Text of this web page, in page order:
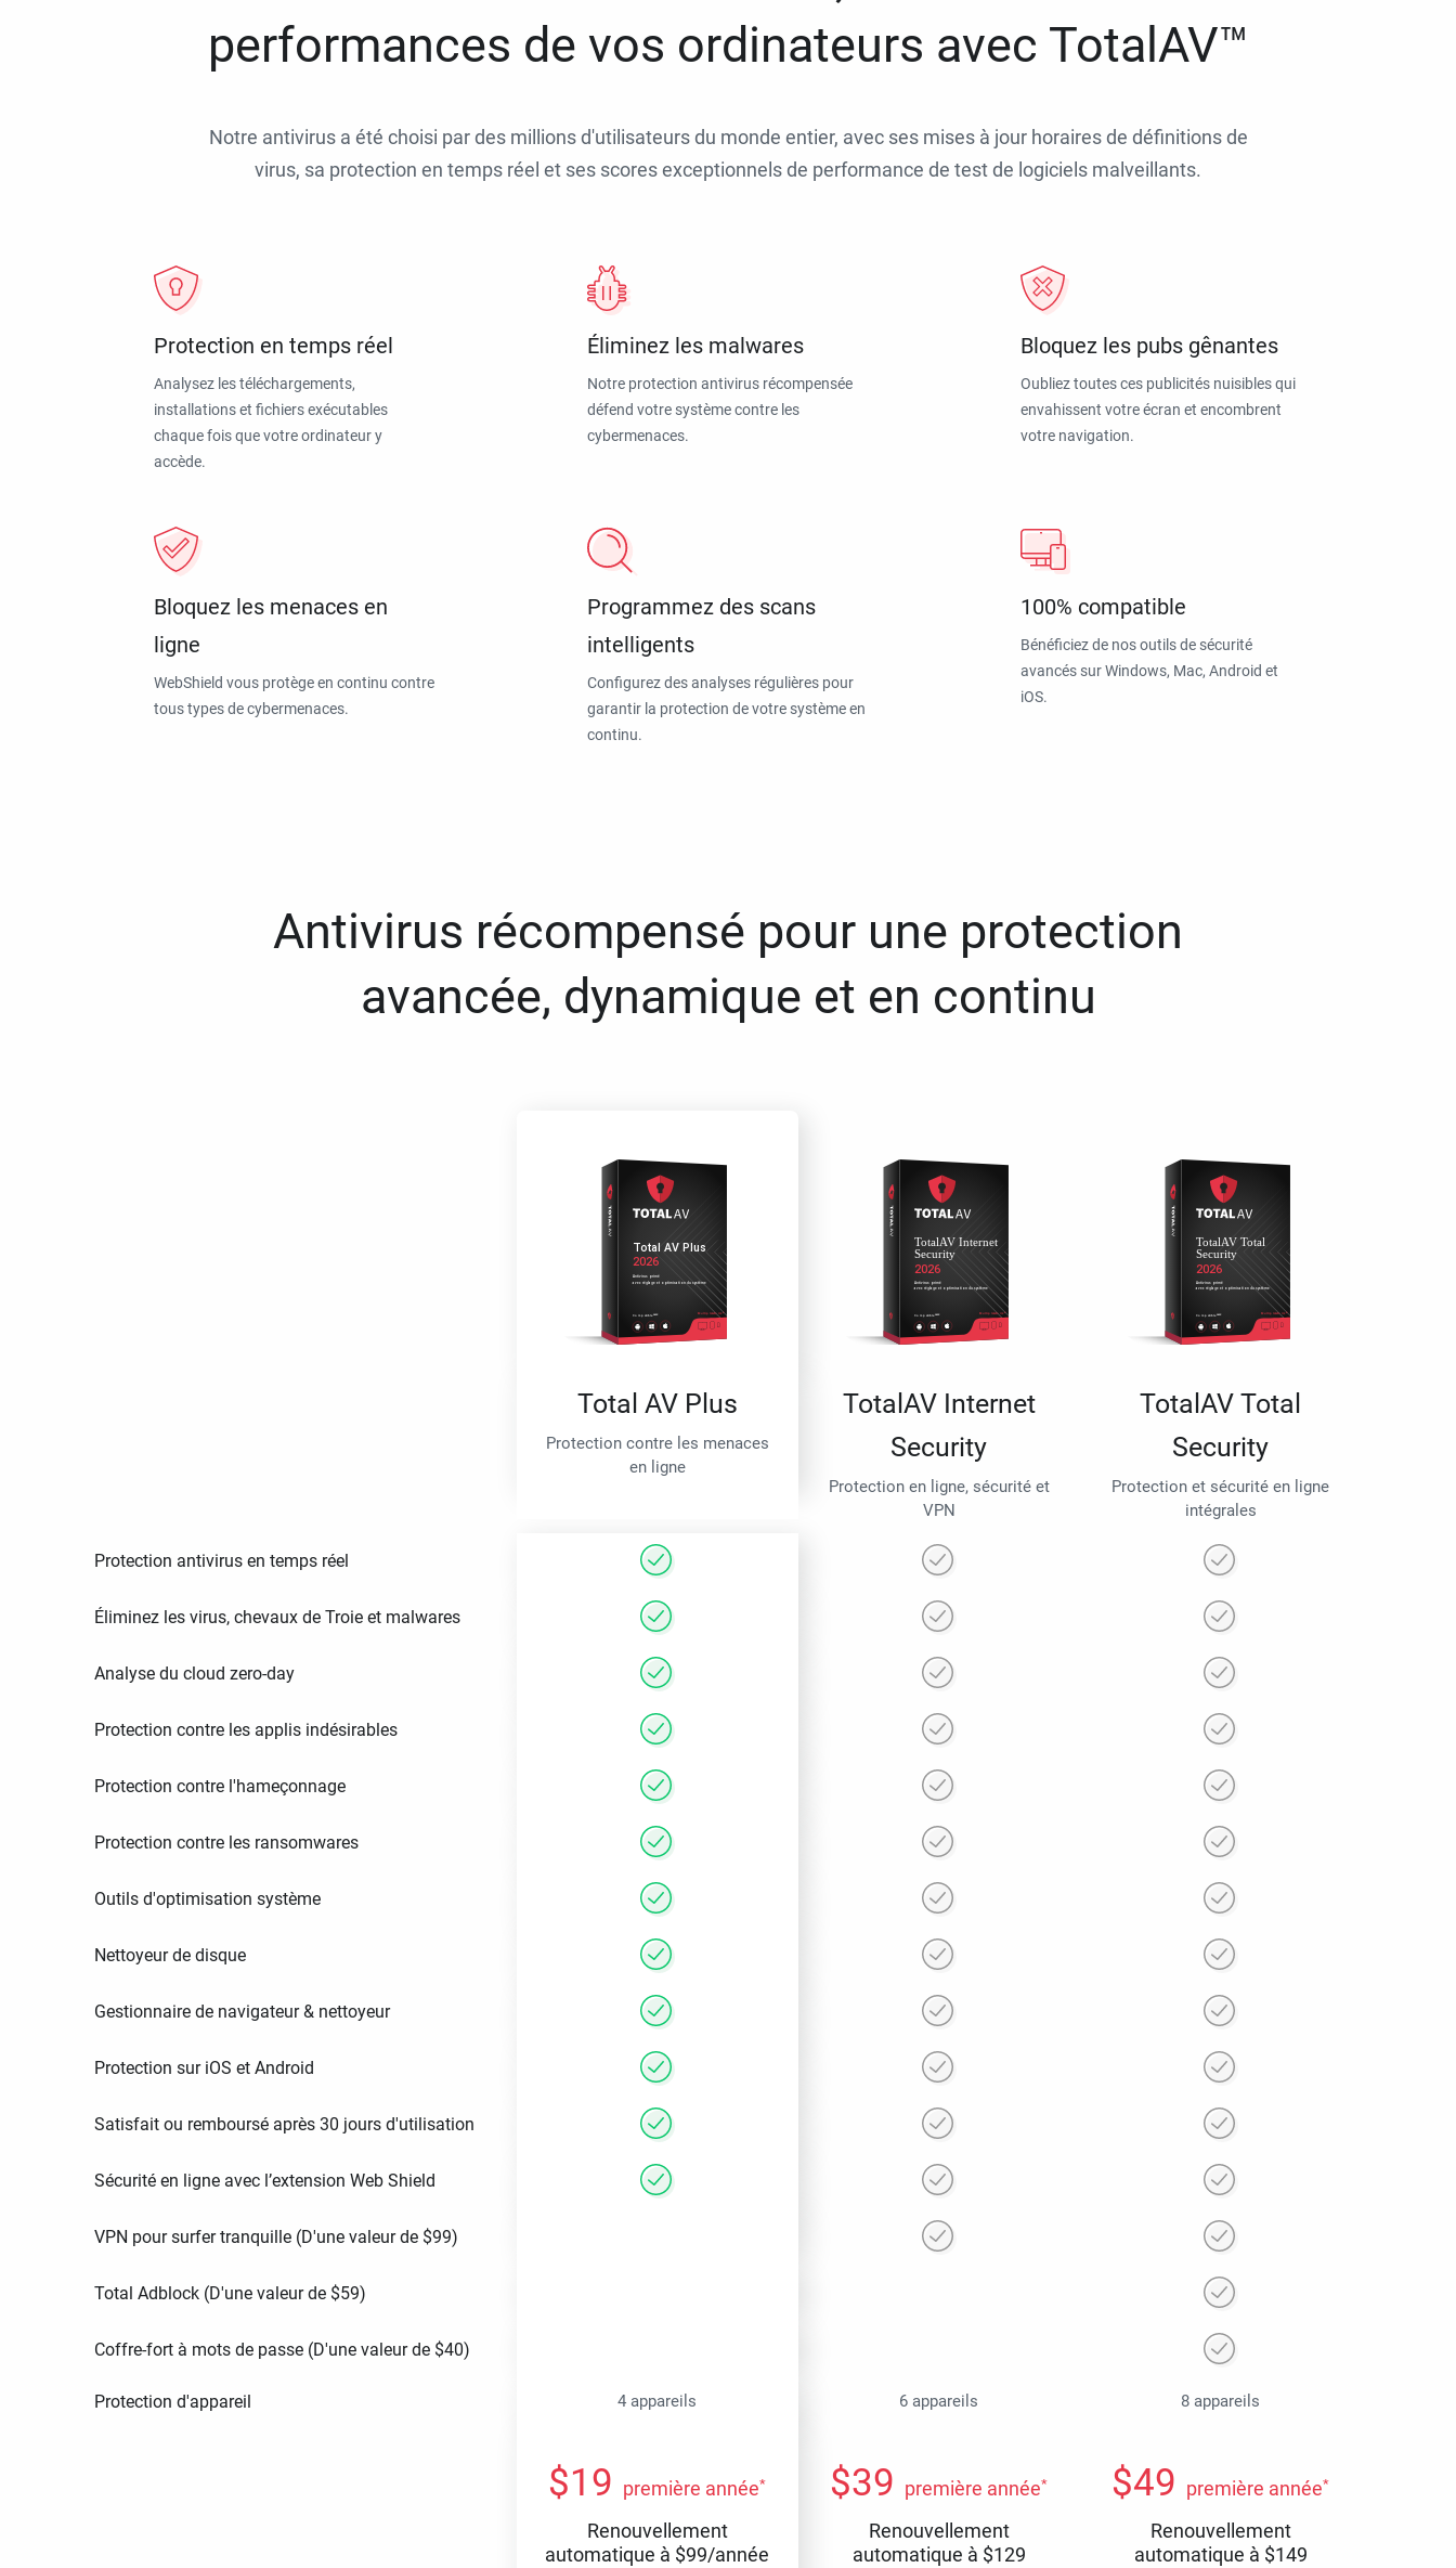
performances de vos ordinateurs avec TotalAV™
Notre antivirus a été choisi par des millions d'utilisateurs du monde entier, avec ses mises à jour horaires de définitions de
virus, sa protection en temps réel et ses scores exceptionnels de performance de test de logiciels malveillants.
Protection en temps réel
Analysez les téléchargements,
installations et fichiers exécutables
chaque fois que votre ordinateur y
accède.
Éliminez les malwares
Notre protection antivirus récompensée
défend votre système contre les
cybermenaces.
Bloquez les pubs gênantes
Oubliez toutes ces publicités nuisibles qui
envahissent votre écran et encombrent
votre navigation.
Bloquez les menaces en
ligne
WebShield vous protège en continu contre
tous types de cybermenaces.
Programmez des scans
intelligents
Configurez des analyses régulières pour
garantir la protection de votre système en
continu.
100% compatible
Bénéficiez de nos outils de sécurité
avancés sur Windows, Mac, Android et
iOS.
Antivirus récompensé pour une protection
avancée, dynamique et en continu
Total AV Plus
Protection contre les menaces
en ligne
TotalAV Internet
Security
Protection en ligne, sécurité et
VPN
TotalAV Total
Security
Protection et sécurité en ligne
intégrales
Protection antivirus en temps réel
Éliminez les virus, chevaux de Troie et malwares
Analyse du cloud zero-day
Protection contre les applis indésirables
Protection contre l'hameçonnage
Protection contre les ransomwares
Outils d'optimisation système
Nettoyeur de disque
Gestionnaire de navigateur & nettoyeur
Protection sur iOS et Android
Satisfait ou remboursé après 30 jours d'utilisation
Sécurité en ligne avec l’extension Web Shield
VPN pour surfer tranquille (D'une valeur de $99)
Total Adblock (D'une valeur de $59)
Coffre-fort à mots de passe (D'une valeur de $40)
Protection d'appareil 4 appareils 6 appareils 8 appareils
$19 première année*
Renouvellement
automatique à $99/année
$39 première année*
Renouvellement
automatique à $129
$49 première année*
Renouvellement
automatique à $149